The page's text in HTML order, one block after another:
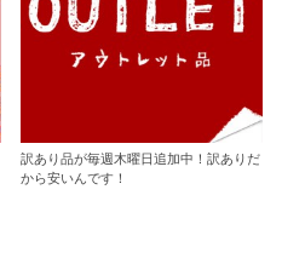
訳あり品が毎週木曜日追加中！訳ありだ
から安いんです！